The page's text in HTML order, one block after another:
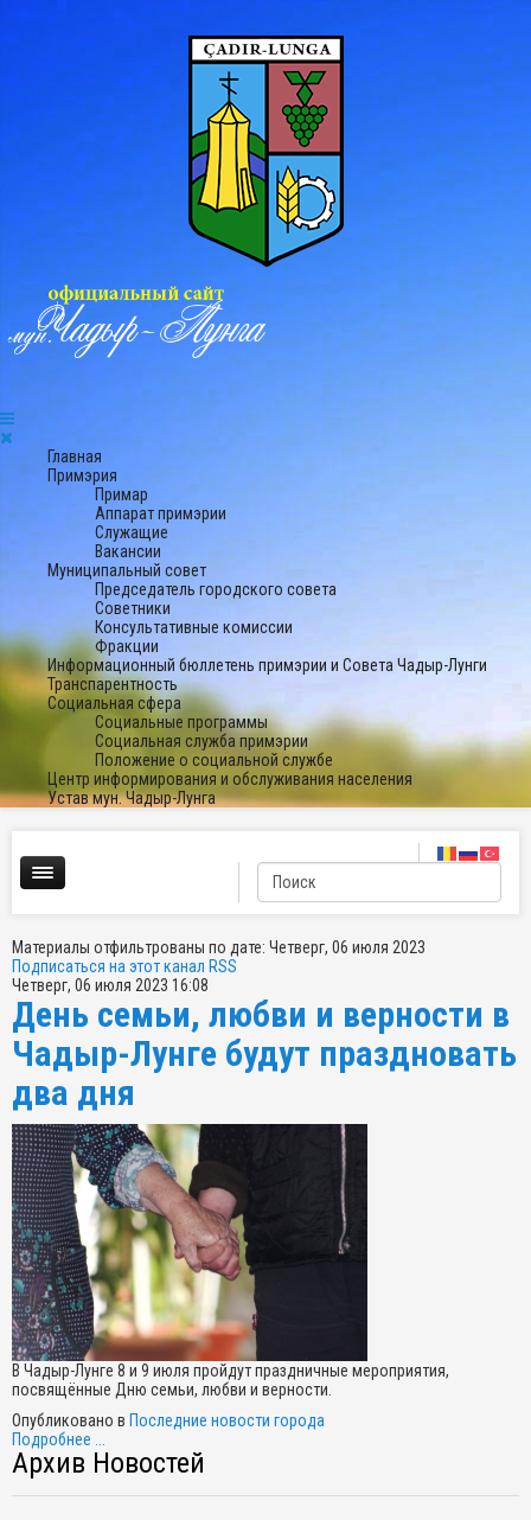
Главная
Примэрия
Примар
Аппарат примэрии
Служащие
Вакансии
Муниципальный совет
Председатель городского совета
Советники
Консультативные комиссии
Фракции
Информационный бюллетень примэрии и Совета Чадыр-Лунги
Транспарентность
Социальная сфера
Социальные программы
Социальная служба примэрии
Положение о социальной службе
Центр информирования и обслуживания населения
Устав мун. Чадыр-Лунга
Материалы отфильтрованы по дате: Четверг, 06 июля 2023
Подписаться на этот канал RSS
Четверг, 06 июля 2023 16:08
День семьи, любви и верности в
Чадыр-Лунге будут праздновать
два дня
В Чадыр-Лунге 8 и 9 июля пройдут праздничные мероприятия,
посвящённые Дню семьи, любви и верности.
Опубликовано в Последние новости города
Подробнее ...
Архив Новостей